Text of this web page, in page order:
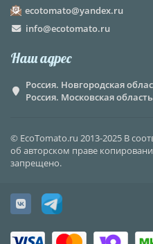
ecotomato@yandex.ru
info@ecotomato.ru
Наш адрес
Россия. Новгородская
Россия. Московская
© EcoTomato.ru 2013-2025 В
об авторском праве
запрещено.